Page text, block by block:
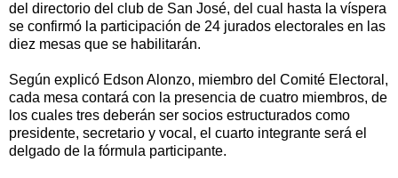
del directorio del club de San José, del cual hasta la víspera
se confirmó la participación de 24 jurados electorales en las
diez mesas que se habilitarán.
Según explicó Edson Alonzo, miembro del Comité Electoral,
cada mesa contará con la presencia de cuatro miembros, de
los cuales tres deberán ser socios estructurados como
presidente, secretario y vocal, el cuarto integrante será el
delgado de la fórmula participante.